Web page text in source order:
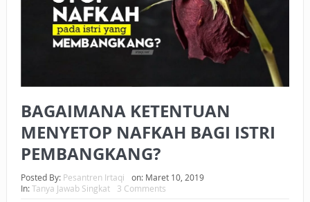
BAGAIMANA CARA MEMBAYAR ZAKAT UANG?
UANG HARAM BISA MENJADI HALAL JIKA SEBAB
ISTIDLAL BATIL VS ISTIDLAL SYAR’I
BAHASA CINTA KARENA ALLAH
HUKUM MEMBAYAR ZAKAT DENGAN CARA MENGANGSUR
BAGAIMANA KETENTUAN
MENYETOP NAFKAH BAGI ISTRI
PEMBANGKANG?
Posted By: Pesantren Irtaqi on: Maret 10, 2019
In:Tanya Jawab Singkat 3 Comments